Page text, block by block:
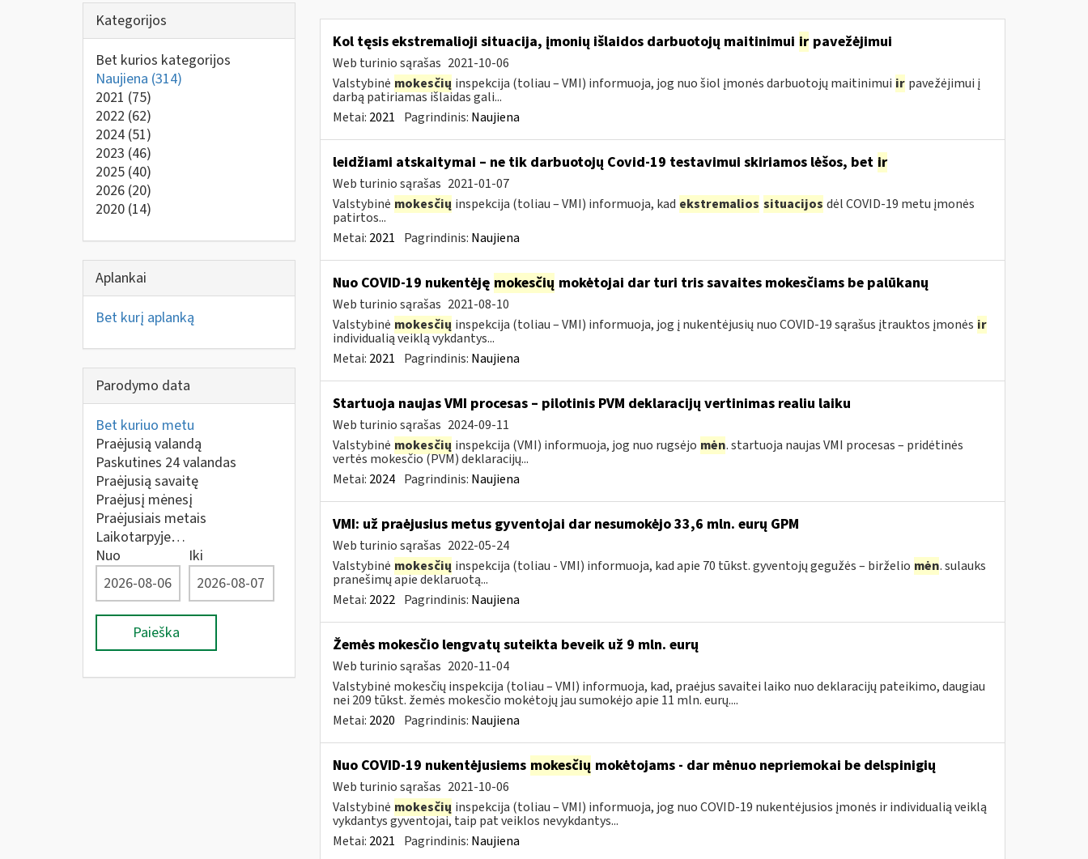
Kategorijos
Bet kurios kategorijos
Naujiena (314)
2021 (75)
2022 (62)
2024 (51)
2023 (46)
2025 (40)
2026 (20)
2020 (14)
Aplankai
Bet kurį aplanką
Parodymo data
Bet kuriuo metu
Praėjusią valandą
Paskutines 24 valandas
Praėjusią savaitę
Praėjusį mėnesį
Praėjusiais metais
Laikotarpyje…
Nuo
Iki
Paieška
Kol tęsis ekstremalioji situacija, įmonių išlaidos darbuotojų maitinimui irpavežėjimui
Web turinio sąrašas 2021-10-06
Valstybinė mokesčių inspekcija (toliau – VMI) informuoja, jog nuo šiol įmonės darbuotojų maitinimui ir pavežėjimui į
darbą patiriamas išlaidas gali...
Metai: 2021 Pagrindinis: Naujiena
leidžiami atskaitymai – ne tik darbuotojų Covid-19 testavimui skiriamos lėšos, bet ir
Web turinio sąrašas 2021-01-07
Valstybinė mokesčių inspekcija (toliau – VMI) informuoja, kad ekstremalios situacijos dėl COVID-19 metu įmonės
patirtos...
Metai: 2021 Pagrindinis: Naujiena
Nuo COVID-19 nukentėję mokesčių mokėtojai dar turi tris savaites mokesčiams be palūkanų
Web turinio sąrašas 2021-08-10
Valstybinė mokesčių inspekcija (toliau – VMI) informuoja, jog į nukentėjusių nuo COVID-19 sąrašus įtrauktos įmonės ir
individualią veiklą vykdantys...
Metai: 2021 Pagrindinis: Naujiena
Startuoja naujas VMI procesas – pilotinis PVM deklaracijų vertinimas realiu laiku
Web turinio sąrašas 2024-09-11
Valstybinė mokesčių inspekcija (VMI) informuoja, jog nuo rugsėjo mėn. startuoja naujas VMI procesas – pridėtinės
vertės mokesčio (PVM) deklaracijų...
Metai: 2024 Pagrindinis: Naujiena
VMI: už praėjusius metus gyventojai dar nesumokėjo 33,6 mln. eurų GPM
Web turinio sąrašas 2022-05-24
Valstybinė mokesčių inspekcija (toliau - VMI) informuoja, kad apie 70 tūkst. gyventojų gegužės – birželio mėn. sulauks
pranešimų apie deklaruotą...
Metai: 2022 Pagrindinis: Naujiena
Žemės mokesčio lengvatų suteikta beveik už 9 mln. eurų
Web turinio sąrašas 2020-11-04
Valstybinė mokesčių inspekcija (toliau – VMI) informuoja, kad, praėjus savaitei laiko nuo deklaracijų pateikimo, daugiau
nei 209 tūkst. žemės mokesčio mokėtojų jau sumokėjo apie 11 mln. eurų....
Metai: 2020 Pagrindinis: Naujiena
Nuo COVID-19 nukentėjusiems mokesčių mokėtojams - dar mėnuo nepriemokai be delspinigių
Web turinio sąrašas 2021-10-06
Valstybinė mokesčių inspekcija (toliau – VMI) informuoja, jog nuo COVID-19 nukentėjusios įmonės ir individualią veiklą
vykdantys gyventojai, taip pat veiklos nevykdantys...
Metai: 2021 Pagrindinis: Naujiena